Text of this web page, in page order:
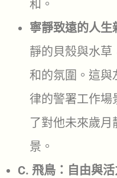
和。
寧靜致遠的人生
靜的貝殼與水草
和的氛圍。這與
律的警署工作場
了對他未來歲
景。
C. 飛鳥：自由與